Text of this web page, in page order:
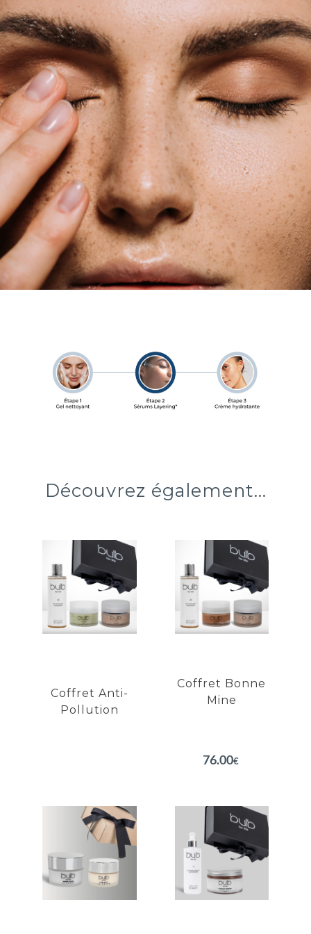
Découvrez également...
Coffret Anti-
Pollution
Coffret
Anti-
Pollution
Coffret Bonne
Mine
76.00€
Coffret
Bonne Mine
Exfolie en douceur
Coffret
Caviar
Restaure la fermeté de
la peau
Coffret
Corps Divin
Doux gommage Abricot